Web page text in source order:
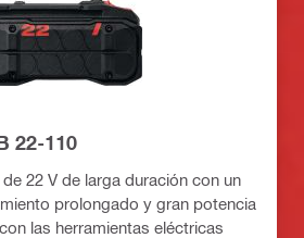
22-110
22 V de larga duración con un
prolongado y gran potencia
las herramientas eléctricas